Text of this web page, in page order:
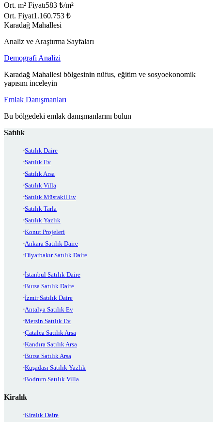
Ort. m² Fiyatı583 ₺/m²
Ort. Fiyat1.160.753 ₺
Karadağ Mahallesi
Analiz ve Araştırma Sayfaları
Demografi Analizi
Karadağ Mahallesi bölgesinin nüfus, eğitim ve sosyoekonomik
yapısını inceleyin
Emlak Danışmanları
Bu bölgedeki emlak danışmanlarını bulun
Satılık
Satılık Daire
Satılık Ev
Satılık Arsa
Satılık Villa
Satılık Müstakil Ev
Satılık Tarla
Satılık Yazlık
Konut Projeleri
Ankara Satılık Daire
Diyarbakır Satılık Daire
İstanbul Satılık Daire
Bursa Satılık Daire
İzmir Satılık Daire
Antalya Satılık Ev
Mersin Satılık Ev
Çatalca Satılık Arsa
Kandıra Satılık Arsa
Bursa Satılık Arsa
Kuşadası Satılık Yazlık
Bodrum Satılık Villa
Kiralık
Kiralık Daire